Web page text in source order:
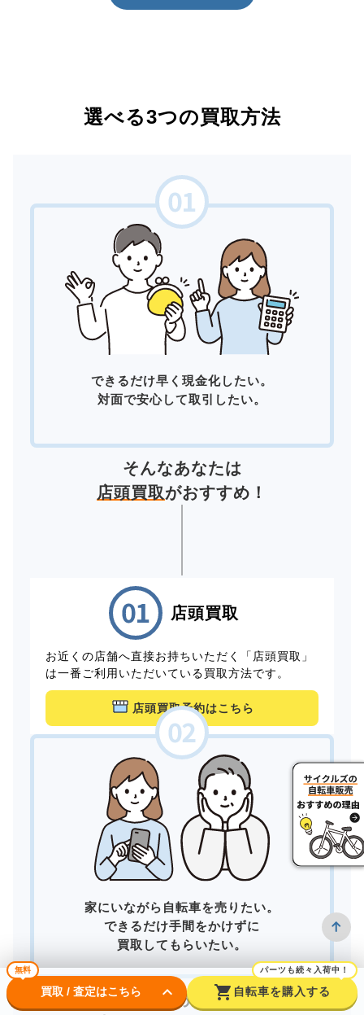
選べる3つの買取方法
できるだけ早く現金化したい。
対面で安心して取引したい。
そんなあなたは
店頭買取がおすすめ！
店頭買取
お近くの店舗へ直接お持ちいただく「店頭買取」
は一番ご利用いただいている買取方法です。
店頭買取予約はこちら
家にいながら自転車を売りたい。
できるだけ手間をかけずに
買取してもらいたい。
そんなあなたは
無料
買取 / 査定はこちら keyboard_arrow_down shopping_cart
パーツも続々入荷中！
自転車を購入する